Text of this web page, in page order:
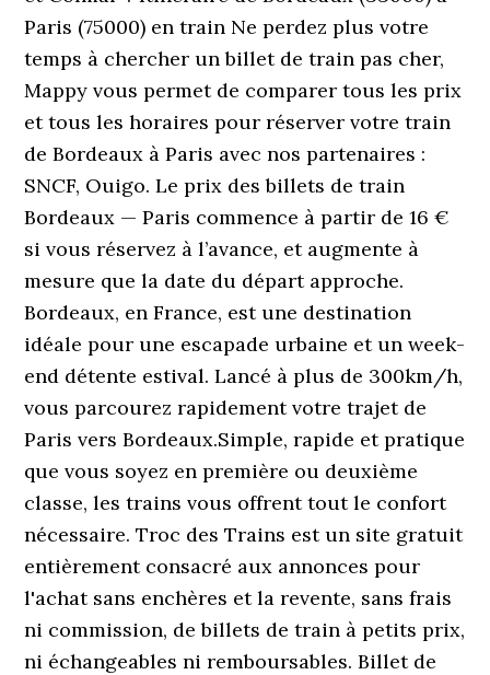
Paris (75000) en train Ne perdez plus votre
temps à chercher un billet de train pas cher,
Mappy vous permet de comparer tous les prix
et tous les horaires pour réserver votre train
de Bordeaux à Paris avec nos partenaires :
SNCF, Ouigo. Le prix des billets de train
Bordeaux — Paris commence à partir de 16 €
si vous réservez à l’avance, et augmente à
mesure que la date du départ approche.
Bordeaux, en France, est une destination
idéale pour une escapade urbaine et un week-
end détente estival. Lancé à plus de 300km/h,
vous parcourez rapidement votre trajet de
Paris vers Bordeaux.Simple, rapide et pratique
que vous soyez en première ou deuxième
classe, les trains vous offrent tout le confort
nécessaire. Troc des Trains est un site gratuit
entièrement consacré aux annonces pour
l'achat sans enchères et la revente, sans frais
ni commission, de billets de train à petits prix,
ni échangeables ni remboursables. Billet de